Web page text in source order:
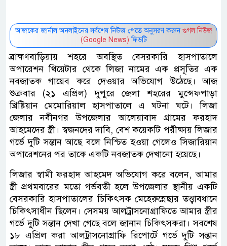
আজকের জার্নাল অনলাইনের সর্বশেষ নিউজ পেতে অনুসরণ করুন গুগল নিউজ
(Google News) ফিডটি
ব্রাহ্মণবাড়িয়ায় শহরে অবস্থিত বেসরকারি হাসপাতালে
অপারেশন থিয়েটার থেকে লিজা নামের এক প্রসূতির এক
নবজাতক গায়েব করে দেওয়ার অভিযোগ উঠেছে। আজ
শুক্রবার (২১ এপ্রিল) দুপুরে জেলা শহরের মুন্সেফপাড়া
খ্রিষ্টিয়ান মেমোরিয়াল হাসপাতালে এ ঘটনা ঘটে। লিজা
জেলার নবীনগর উপজেলার আলেয়াবাদ গ্রামের ফরহাদ
আহমেদের স্ত্রী। স্বজনদের দাবি, বেশ কয়েকটি পরীক্ষায় লিজার
গর্ভে দুটি সন্তান আছে বলে নিশ্চিত হওয়া গেলেও সিজারিয়ান
অপারেশনের পর তাকে একটি নবজাতক দেখানো হয়েছে।
লিজার স্বামী ফরহাদ আহমেদ অভিযোগ করে বলেন, আমার
স্ত্রী প্রথমবারের মতো গর্ভবতী হলে উপজেলার স্থানীয় একটি
বেসরকারি হাসপাতালের চিকিৎসক মেহেরুন্নেছার তত্ত্বাবধানে
চিকিৎসাধীন ছিলেন। সেসময় আলট্রাসনোগ্রাফিতে আমার স্ত্রীর
গর্ভে দুটি সন্তান দেখা গেছে বলে জানান চিকিৎসকরা। সবশেষ
১৮ এপ্রিল করা আলট্রাসনোগ্রাফি রিপোর্টে গর্ভে দুটি সন্তান